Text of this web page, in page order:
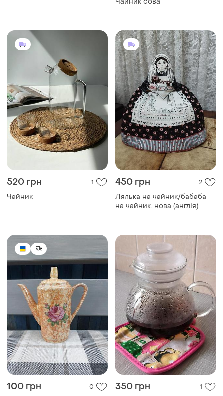
китайський чайник
520 грн 1
Чайник
450 грн 2
Лялька на чайник/бабаба
на чайник. нова (англія)
100 грн 0 350 грн 1